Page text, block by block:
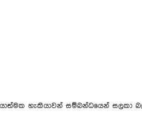
හැකියාවන් සම්බන්ධයෙන් සලකා